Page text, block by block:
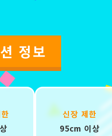
정보
신장 제한
95cm 이상